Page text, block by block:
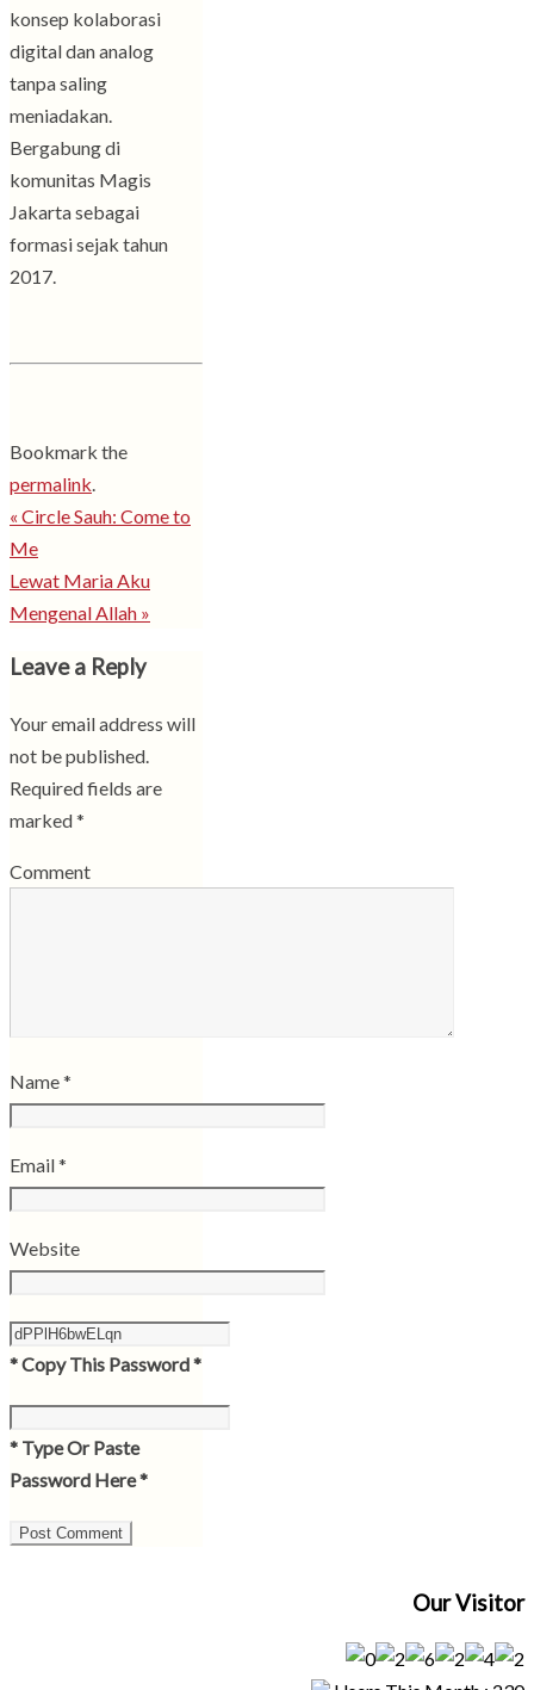
konsep kolaborasi
digital dan analog
tanpa saling
meniadakan.
Bergabung di
komunitas Magis
Jakarta sebagai
formasi sejak tahun
2017.
Bookmark the
permalink.
« Circle Sauh: Come to
Me
Lewat Maria Aku
Mengenal Allah »
Leave a Reply
Your email address will
not be published.
Required fields are
marked*
Comment
Name*
Email*
Website
* Copy This Password *
* Type Or Paste
Password Here *
Our Visitor